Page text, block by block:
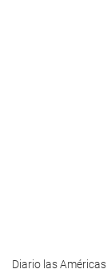
Diario las Américas